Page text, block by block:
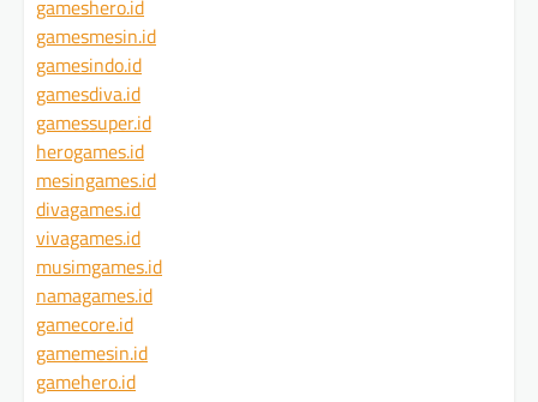
gameshero.id
gamesmesin.id
gamesindo.id
gamesdiva.id
gamessuper.id
herogames.id
mesingames.id
divagames.id
vivagames.id
musimgames.id
namagames.id
gamecore.id
gamemesin.id
gamehero.id